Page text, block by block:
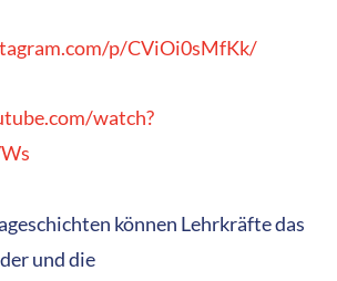
p/CViOi0sMfKk/
watch?
können Lehrkräfte das
und die